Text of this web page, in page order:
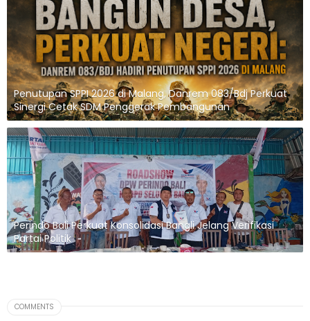
Penutupan SPPI 2026 di Malang, Danrem 083/Bdj Perkuat
Sinergi Cetak SDM Penggerak Pembangunan
Perindo Bali Perkuat Konsolidasi Bangli Jelang Verifikasi
Partai Politik
COMMENTS